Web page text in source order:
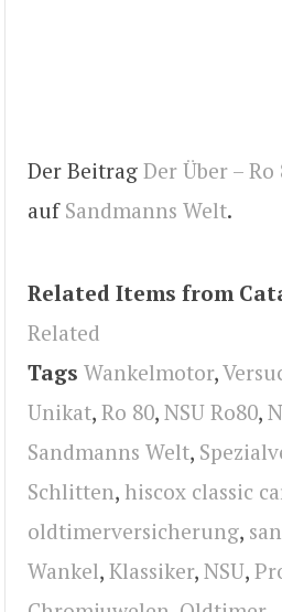
Der Beitrag Der Über – Ro
auf Sandmanns Welt.
Related Items from
Related
Tags Wankelmotor,
Unikat, Ro 80, NSU Ro80,
Sandmanns Welt,
Schlitten, hiscox classic
oldtimerversicherung,
Wankel, Klassiker, NSU,